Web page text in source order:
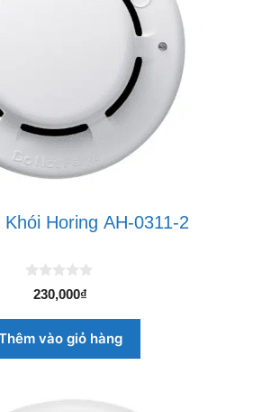
Horing AH-0311-2
à
230,000₫
vào giỏ hàng